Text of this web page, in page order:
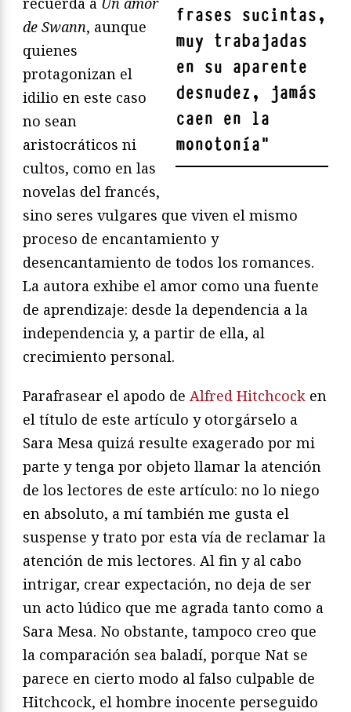
frases sucintas,
muy trabajadas
en su aparente
desnudez, jamás
caen en la
monotonía"
de Swann, aunque
quienes
protagonizan el
idilio en este caso
no sean
aristocráticos ni
cultos, como en las
novelas del francés,
sino seres vulgares que viven el mismo
proceso de encantamiento y
desencantamiento de todos los romances.
La autora exhibe el amor como una fuente
de aprendizaje: desde la dependencia a la
independencia y, a partir de ella, al
crecimiento personal.
Parafrasear el apodo de Alfred Hitchcock en
el título de este artículo y otorgárselo a
Sara Mesa quizá resulte exagerado por mi
parte y tenga por objeto llamar la atención
de los lectores de este artículo: no lo niego
en absoluto, a mí también me gusta el
suspense y trato por esta vía de reclamar la
atención de mis lectores. Al fin y al cabo
intrigar, crear expectación, no deja de ser
un acto lúdico que me agrada tanto como a
Sara Mesa. No obstante, tampoco creo que
la comparación sea baladí, porque Nat se
parece en cierto modo al falso culpable de
Hitchcock, el hombre inocente perseguido